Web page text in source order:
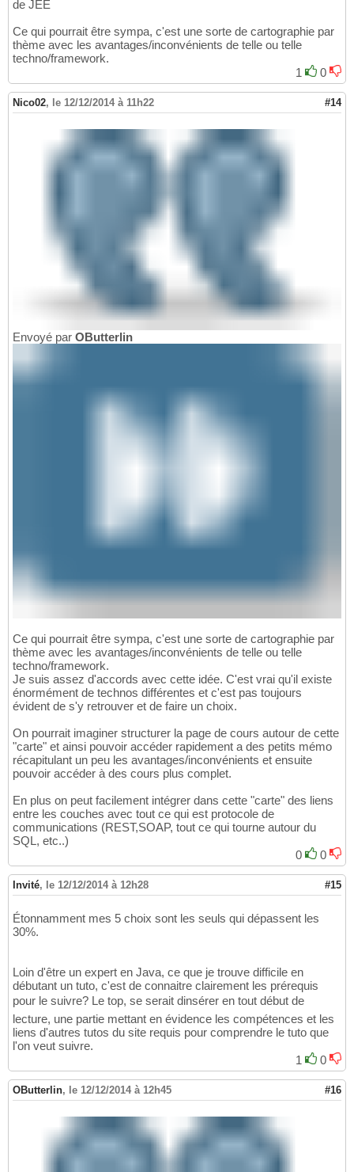
de JEE
Ce qui pourrait être sympa, c'est une sorte de cartographie par
thème avec les avantages/inconvénients de telle ou telle
techno/framework.
1
0
Nico02, le 12/12/2014 à 11h22 #14
Envoyé par OButterlin
Ce qui pourrait être sympa, c'est une sorte de cartographie par
thème avec les avantages/inconvénients de telle ou telle
techno/framework.
Je suis assez d'accords avec cette idée. C'est vrai qu'il existe
énormément de technos différentes et c'est pas toujours
évident de s'y retrouver et de faire un choix.
On pourrait imaginer structurer la page de cours autour de cette
"carte" et ainsi pouvoir accéder rapidement a des petits mémo
récapitulant un peu les avantages/inconvénients et ensuite
pouvoir accéder à des cours plus complet.
En plus on peut facilement intégrer dans cette "carte" des liens
entre les couches avec tout ce qui est protocole de
communications (REST,SOAP, tout ce qui tourne autour du
SQL, etc..)
0
0
Invité, le 12/12/2014 à 12h28 #15
Étonnamment mes 5 choix sont les seuls qui dépassent les
30%.
Loin d'être un expert en Java, ce que je trouve difficile en
débutant un tuto, c'est de connaitre clairement les prérequis
pour le suivre? Le top, se serait dinsérer en tout début de
lecture, une partie mettant en évidence les compétences et les
liens d'autres tutos du site requis pour comprendre le tuto que
l'on veut suivre.
1
0
OButterlin, le 12/12/2014 à 12h45 #16